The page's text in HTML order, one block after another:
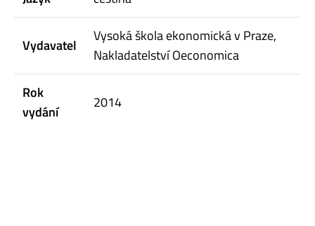
Vydavatel
Vysoká škola ekonomická v Praze,
Nakladatelství Oeconomica
Rok
vydání
2014